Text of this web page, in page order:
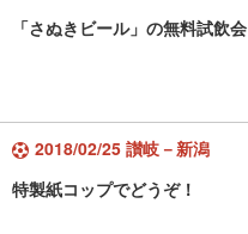
「さぬきビール」の無料試飲会
2018/02/25 讃岐－新潟
特製紙コップでどうぞ！